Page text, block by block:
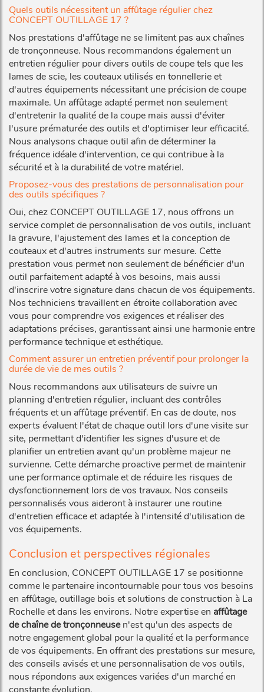
Quels outils nécessitent un affûtage régulier chez
CONCEPT OUTILLAGE 17 ?
Nos prestations d'affûtage ne se limitent pas aux chaînes
de tronçonneuse. Nous recommandons également un
entretien régulier pour divers outils de coupe tels que les
lames de scie, les couteaux utilisés en tonnellerie et
d'autres équipements nécessitant une précision de coupe
maximale. Un affûtage adapté permet non seulement
d'entretenir la qualité de la coupe mais aussi d'éviter
l'usure prématurée des outils et d'optimiser leur efficacité.
Nous analysons chaque outil afin de déterminer la
fréquence idéale d'intervention, ce qui contribue à la
sécurité et à la durabilité de votre matériel.
Proposez-vous des prestations de personnalisation pour
des outils spécifiques ?
Oui, chez CONCEPT OUTILLAGE 17, nous offrons un
service complet de personnalisation de vos outils, incluant
la gravure, l'ajustement des lames et la conception de
couteaux et d'autres instruments sur mesure. Cette
prestation vous permet non seulement de bénéficier d'un
outil parfaitement adapté à vos besoins, mais aussi
d'inscrire votre signature dans chacun de vos équipements.
Nos techniciens travaillent en étroite collaboration avec
vous pour comprendre vos exigences et réaliser des
adaptations précises, garantissant ainsi une harmonie entre
performance technique et esthétique.
Comment assurer un entretien préventif pour prolonger la
durée de vie de mes outils ?
Nous recommandons aux utilisateurs de suivre un
planning d'entretien régulier, incluant des contrôles
fréquents et un affûtage préventif. En cas de doute, nos
experts évaluent l'état de chaque outil lors d'une visite sur
site, permettant d'identifier les signes d'usure et de
planifier un entretien avant qu'un problème majeur ne
survienne. Cette démarche proactive permet de maintenir
une performance optimale et de réduire les risques de
dysfonctionnement lors de vos travaux. Nos conseils
personnalisés vous aideront à instaurer une routine
d'entretien efficace et adaptée à l'intensité d'utilisation de
vos équipements.
Conclusion et perspectives régionales
En conclusion, CONCEPT OUTILLAGE 17 se positionne
comme le partenaire incontournable pour tous vos besoins
en affûtage, outillage bois et solutions de construction à La
Rochelle et dans les environs. Notre expertise en affûtage
de chaîne de tronçonneusen'est qu'un des aspects de
notre engagement global pour la qualité et la performance
de vos équipements. En offrant des prestations sur mesure,
des conseils avisés et une personnalisation de vos outils,
nous répondons aux exigences variées d'un marché en